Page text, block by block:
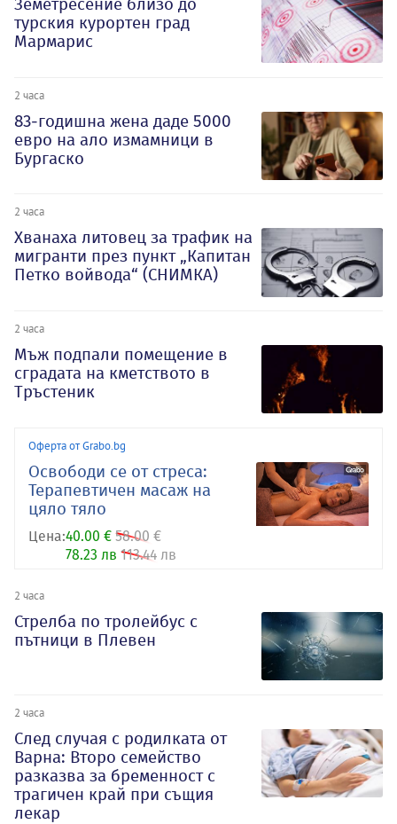
турския курортен град
Мармарис
2 часа
83-годишна жена даде 5000
евро на ало измамници в
Бургаско
2 часа
Хванаха литовец за трафик на
мигранти през пункт „Капитан
Петко войвода“ (СНИМКА)
2 часа
Мъж подпали помещение в
сградата на кметството в
Тръстеник
Оферта от Grabo.bg
Освободи се от стреса:
Терапевтичен масаж на
цяло тяло
Цена:40.00 € 58.00 €
78.23 лв 113.44 лв
2 часа
Стрелба по тролейбус с
пътници в Плевен
2 часа
След случая с родилката от
Варна: Второ семейство
разказва за бременност с
трагичен край при същия
лекар